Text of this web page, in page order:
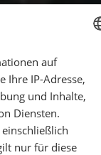
GERMAN
auf
Ihre IP-Adresse,
und Inhalte,
Diensten.
nur für diese